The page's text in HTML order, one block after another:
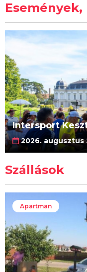
Intersport
2026. augusztus
Szállások
Apartman